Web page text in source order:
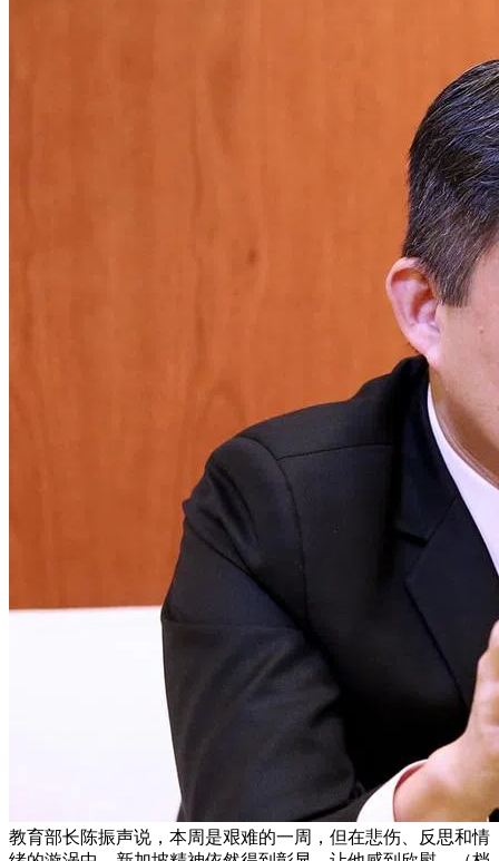
教育部长陈振声说，本周是艰难的一周，但在悲伤、反思和情